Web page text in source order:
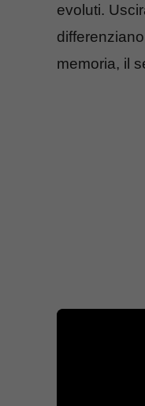
evoluti.
memoria, il